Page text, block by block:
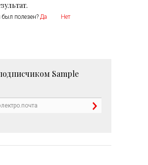
полезен? Да Нет
Sample